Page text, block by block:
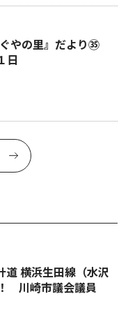
ぐやの里』だより㉟
日
横浜生田線（水沢
川崎市議会議員